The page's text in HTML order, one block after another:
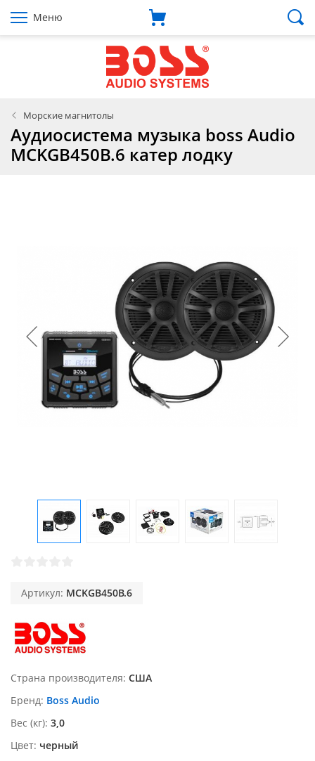
Меню
Морские магнитолы
Аудиосистема музыка boss Audio
MCKGB450B.6 катер лодку
Артикул: MCKGB450B.6
Страна производителя США
Бренд Boss Audio
Вес (кг) 3,0
Цвет черный